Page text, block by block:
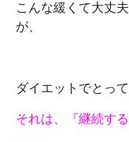
こんな緩くて大丈
が、
ダイエットでとっ
それは、『継続する